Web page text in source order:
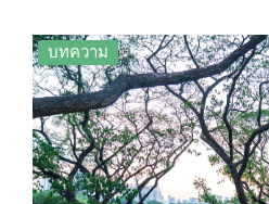
เวลาแบบครอบครัว เพื่อนฝูง
เดียว สวนแห่งนี้ก็ตอบโจทย์
บทความ